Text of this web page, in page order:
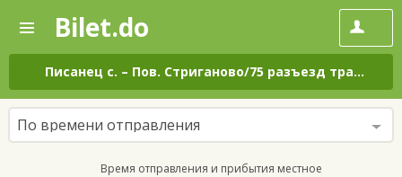
—
Поиск
и
покупка
билетов
на
автобус
онлайн
Bilet.do
Писанец с. – Пов. Стриганово/75 разъезд трасса
По времени отправления
Время отправления и прибытия местное